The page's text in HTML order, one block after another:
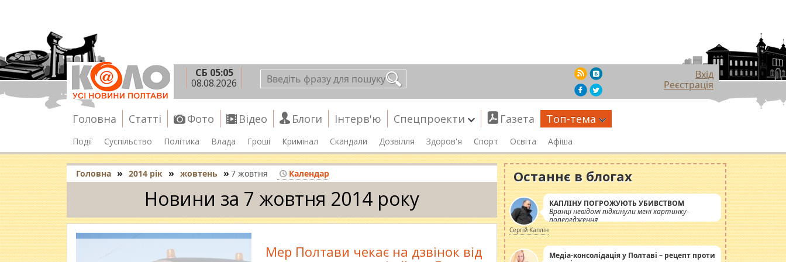
СБ 05:05
08.08.2026
Вхід
Реєстрація
Головна Статті Фото Відео Блоги Інтерв'ю Спецпроекти Газета Топ-тема
Події Суспільство Політика Влада Гроші Кримінал Скандали Дозвілля Здоров'я Спорт Освіта Афіша
Головна » 2014 рік » жовтень » 7 жовтня Календар
Новини за 7 жовтня 2014 року
Мер Полтави чекає на дзвінок від
Останнє в блогах
КАПЛІНУ ПОГРОЖУЮТЬ УБИВСТВОМ
Вранці невідомі підкинули мені картинку-
попередження
Сергій Каплін
Медіа-консолідація у Полтаві – рецепт проти